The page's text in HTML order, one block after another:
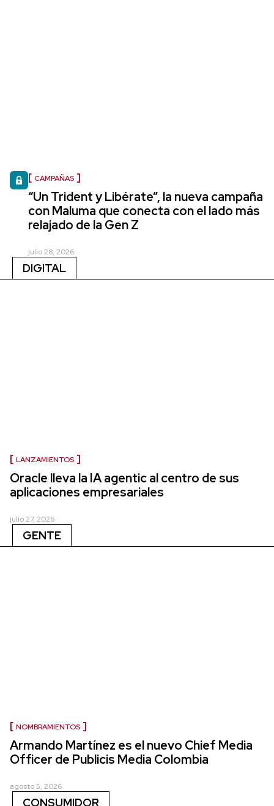
CAMPAÑAS
“Un Trident y Libérate”, la nueva campaña
con Maluma que conecta con el lado más
relajado de la Gen Z
julio 28, 2026
DIGITAL
LANZAMIENTOS
Oracle lleva la IA agentic al centro de sus
aplicaciones empresariales
julio 27, 2026
GENTE
NOMBRAMIENTOS
Armando Martínez es el nuevo Chief Media
Officer de Publicis Media Colombia
agosto 5, 2026
CONSUMIDOR